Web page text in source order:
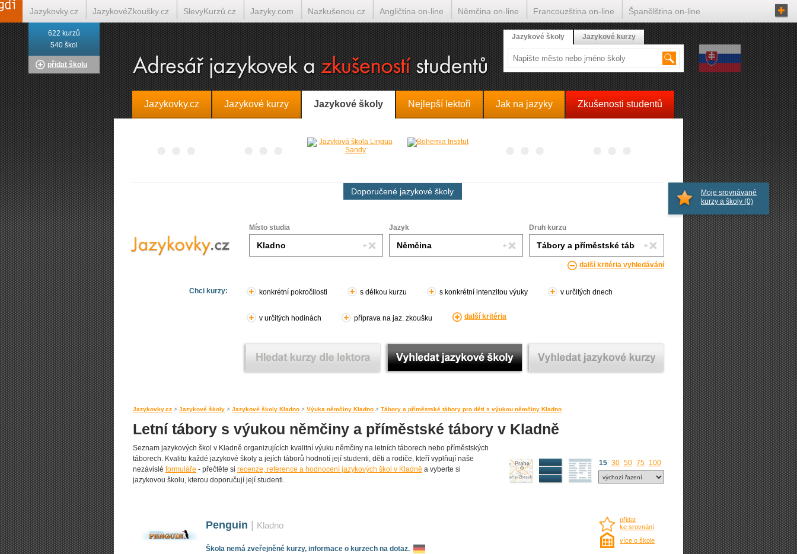
Jazykovky.cz Jazykové kurzy Jazykové školy Nejlepší lektoři Jak na jazyky Zkušenosti studentů
Doporučené jazykové školy
Místo studia Jazyk Druh kurzu
další kritéria vyhledávání
Chci kurzy: konkrétní pokročilosti s délkou kurzu s konkrétní intenzitou výuky v určitých dnech
v určitých hodinách příprava na jaz. zkoušku další kritéria
Jazykovky.cz > Jazykové školy > Jazykové školy Kladno > Výuka němčiny Kladno > Tábory a příměstské tábory pro děti s výukou němčiny Kladno
Letní tábory s výukou němčiny a příměstské tábory v Kladně
Seznam jazykových škol v Kladně organizujících kvalitní výuku němčiny na letních táborech nebo příměstských
táborech. Kvalitu každé jazykové školy a jejích táborů hodnotí její studenti, děti a rodiče, kteří vyplňují naše
nezávislé formuláře - přečtěte si recenze, reference a hodnocení jazykových škol v Kladně a vyberte si
jazykovou školu, kterou doporučují její studenti.
15 30 50 75 100
Penguin Kladno
Škola nemá zveřejněné kurzy, informace o kurzech na dotaz.
přidat
ke srovnání
více o škole
Moje srovnávané
kurzy a školy (0)
622 kurzů
540 škol
přidat školu
Jazykové školy Jazykové kurzy
Jazykovky.cz JazykovéZkoušky.cz SlevyKurzů.cz Jazyky.com Nazkušenou.cz Angličtina on-line Němčina on-line Francouzština on-line Španělština on-line
Italština on-line Tlumočení-Překlady.cz Překládá.cz Tlumočí.cz